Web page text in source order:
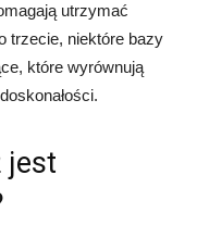
utrzymać
trzecie, niektóre bazy
które wyrównują
jest